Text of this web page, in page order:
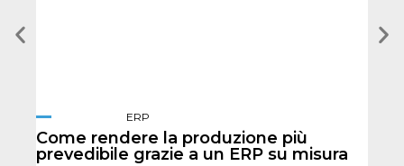
ERP
Come rendere la produzione più
prevedibile grazie a un ERP su misura